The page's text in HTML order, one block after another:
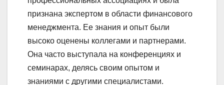
признана экспертом в области финансового
менеджмента. Ее знания и опыт были
высоко оценены коллегами и партнерами.
Она часто выступала на конференциях и
семинарах, делясь своим опытом и
знаниями с другими специалистами.